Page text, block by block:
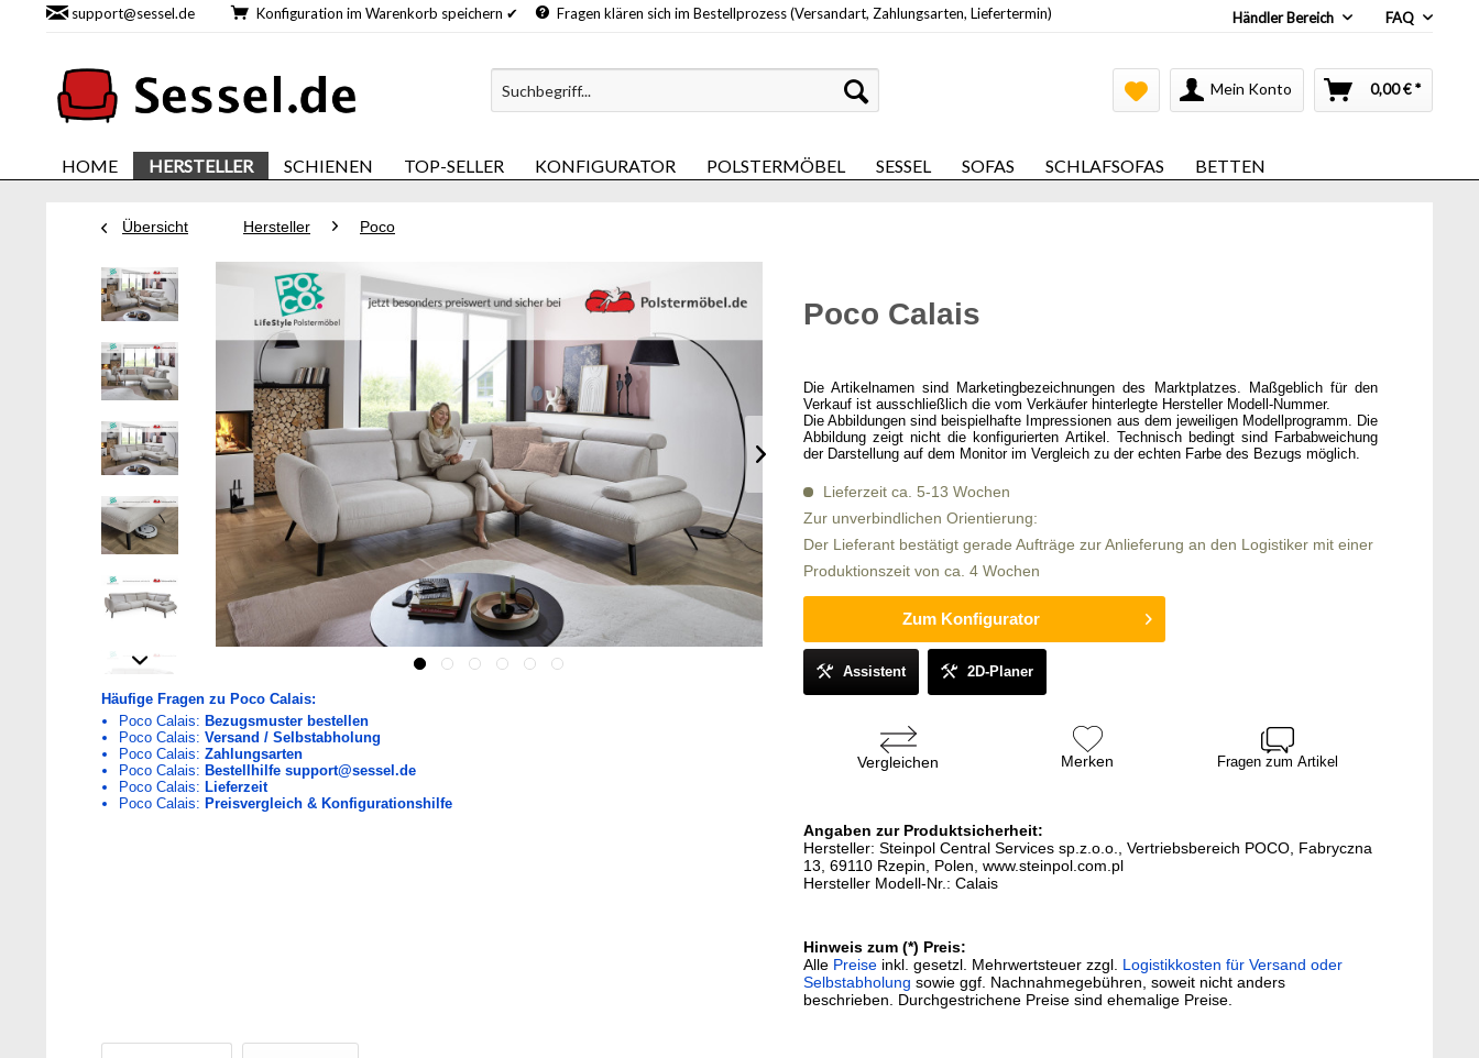
support@sessel.de Konfiguration im Warenkorb speichern ✔ Fragen klären sich im Bestellprozess (Versandart, Zahlungsarten, Liefertermin) Händler Bereich FAQ
Mein Konto 0,00 € *
HOME HERSTELLER SCHIENEN TOP-SELLER KONFIGURATOR POLSTERMÖBEL SESSEL SOFAS SCHLAFSOFAS BETTEN
Übersicht Hersteller Poco
Häufige Fragen zu Poco Calais:
Poco Calais: Bezugsmuster bestellen
Poco Calais: Versand / Selbstabholung
Poco Calais: Zahlungsarten
Poco Calais: Bestellhilfe support@sessel.de
Poco Calais: Lieferzeit
Poco Calais: Preisvergleich & Konfigurationshilfe
Poco Calais
Die Artikelnamen sind Marketingbezeichnungen des Marktplatzes. Maßgeblich für den
Verkauf ist ausschließlich die vom Verkäufer hinterlegte Hersteller Modell-Nummer.
Die Abbildungen sind beispielhafte Impressionen aus dem jeweiligen Modellprogramm. Die
Abbildung zeigt nicht die konfigurierten Artikel. Technisch bedingt sind Farbabweichung
der Darstellung auf dem Monitor im Vergleich zu der echten Farbe des Bezugs möglich.
Lieferzeit ca. 5-13 Wochen
Zur unverbindlichen Orientierung:
Der Lieferant bestätigt gerade Aufträge zur Anlieferung an den Logistiker mit einer
Produktionszeit von ca. 4 Wochen
Zum Konfigurator
Assistent 2D-Planer
Vergleichen Merken Fragen zum Artikel
Angaben zur Produktsicherheit:
Hersteller: Steinpol Central Services sp.z.o.o., Vertriebsbereich POCO, Fabryczna
13, 69110 Rzepin, Polen, www.steinpol.com.pl
Hersteller Modell-Nr.: Calais
Hinweis zum (*) Preis:
Alle Preiseinkl. gesetzl. Mehrwertsteuer zzgl. Logistikkosten für Versand oder
Selbstabholung sowie ggf. Nachnahmegebühren, soweit nicht anders
beschrieben. Durchgestrichene Preise sind ehemalige Preise.